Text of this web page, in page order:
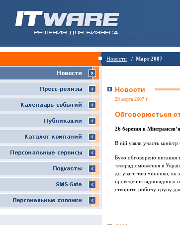
Новости / Март 2007
Новости
29 марта 2007 г
Обговорюється
26 березня в
В ній узяли участь
Було обговорено питання
телерадіомовлення в
до уваги такі чинники, як
проведення відповідного
створити робочу групу